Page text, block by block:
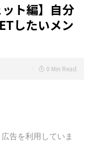
ット編】自分
したいメン
0 Min Read
告を利用していま